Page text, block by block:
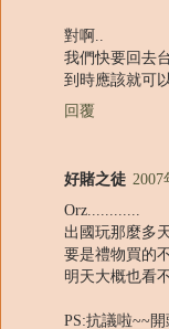
對啊..
我們快要回去
到時應該就可
回覆
好賭之徒 2007
Orz............
出國玩那麼多
要是禮物買的
明天大概也看
PS:抗議啦~~